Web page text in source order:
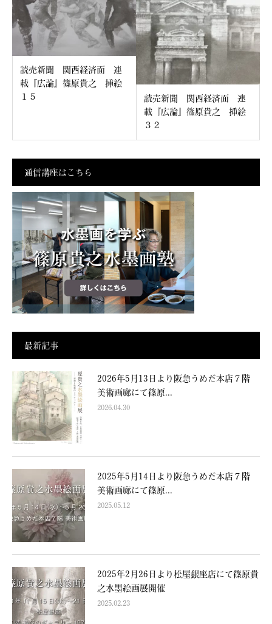
読売新聞 関西経済面 連
載『広論』篠原貴之 挿絵
１５
読売新聞 関西経済面 連
載『広論』篠原貴之 挿絵
３２
通信講座はこちら
最新記事
2026年5月13日より阪急うめだ本店７階
美術画廊にて篠原...
2026.04.30
2025年5月14日より阪急うめだ本店７階
美術画廊にて篠原...
2025.05.12
2025年2月26日より松屋銀座店にて篠原貴
之水墨絵画展開催
2025.02.23